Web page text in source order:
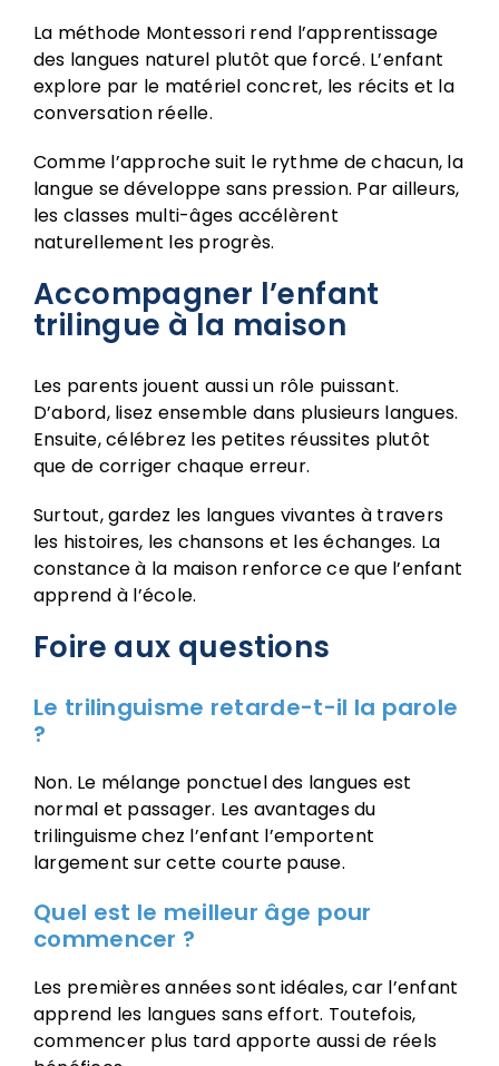
La méthode Montessori rend l’apprentissage
des langues naturel plutôt que forcé. L’enfant
explore par le matériel concret, les récits et la
conversation réelle.
Comme l’approche suit le rythme de chacun, la
langue se développe sans pression. Par ailleurs,
les classes multi-âges accélèrent
naturellement les progrès.
Accompagner l’enfant
trilingue à la maison
Les parents jouent aussi un rôle puissant.
D’abord, lisez ensemble dans plusieurs langues.
Ensuite, célébrez les petites réussites plutôt
que de corriger chaque erreur.
Surtout, gardez les langues vivantes à travers
les histoires, les chansons et les échanges. La
constance à la maison renforce ce que l’enfant
apprend à l’école.
Foire aux questions
Le trilinguisme retarde-t-il la parole
?
Non. Le mélange ponctuel des langues est
normal et passager. Les avantages du
trilinguisme chez l’enfant l’emportent
largement sur cette courte pause.
Quel est le meilleur âge pour
commencer ?
Les premières années sont idéales, car l’enfant
apprend les langues sans effort. Toutefois,
commencer plus tard apporte aussi de réels